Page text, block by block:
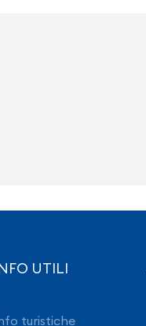
UTILI
turistiche